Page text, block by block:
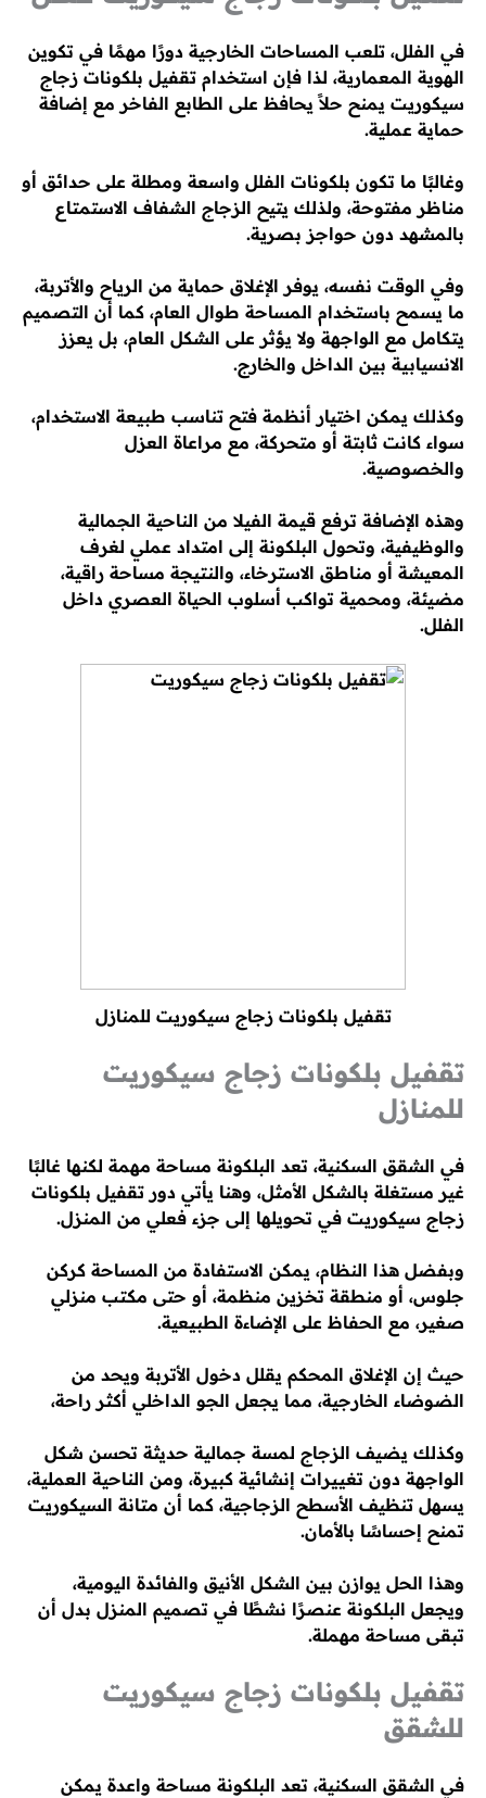
في الفلل، تلعب المساحات الخارجية دورًا مهمًا في تكوين
الهوية المعمارية، لذا فإن استخدام تقفيل بلكونات زجاج
سيكوريت يمنح حلاً يحافظ على الطابع الفاخر مع إضافة
حماية عملية.
وغالبًا ما تكون بلكونات الفلل واسعة ومطلة على حدائق أو
مناظر مفتوحة، ولذلك يتيح الزجاج الشفاف الاستمتاع
بالمشهد دون حواجز بصرية.
وفي الوقت نفسه، يوفر الإغلاق حماية من الرياح والأتربة،
ما يسمح باستخدام المساحة طوال العام، كما أن التصميم
يتكامل مع الواجهة ولا يؤثر على الشكل العام، بل يعزز
الانسيابية بين الداخل والخارج.
وكذلك يمكن اختيار أنظمة فتح تناسب طبيعة الاستخدام،
سواء كانت ثابتة أو متحركة، مع مراعاة العزل
والخصوصية.
وهذه الإضافة ترفع قيمة الفيلا من الناحية الجمالية
والوظيفية، وتحول البلكونة إلى امتداد عملي لغرف
المعيشة أو مناطق الاسترخاء، والنتيجة مساحة راقية،
مضيئة، ومحمية تواكب أسلوب الحياة العصري داخل
الفلل.
تقفيل بلكونات زجاج سيكوريت للمنازل
تقفيل بلكونات زجاج سيكوريت
للمنازل
في الشقق السكنية، تعد البلكونة مساحة مهمة لكنها غالبًا
غير مستغلة بالشكل الأمثل، وهنا يأتي دور تقفيل بلكونات
زجاج سيكوريت في تحويلها إلى جزء فعلي من المنزل.
وبفضل هذا النظام، يمكن الاستفادة من المساحة كركن
جلوس، أو منطقة تخزين منظمة، أو حتى مكتب منزلي
صغير، مع الحفاظ على الإضاءة الطبيعية.
حيث إن الإغلاق المحكم يقلل دخول الأتربة ويحد من
الضوضاء الخارجية، مما يجعل الجو الداخلي أكثر راحة،
وكذلك يضيف الزجاج لمسة جمالية حديثة تحسن شكل
الواجهة دون تغييرات إنشائية كبيرة، ومن الناحية العملية،
يسهل تنظيف الأسطح الزجاجية، كما أن متانة السيكوريت
تمنح إحساسًا بالأمان.
وهذا الحل يوازن بين الشكل الأنيق والفائدة اليومية،
ويجعل البلكونة عنصرًا نشطًا في تصميم المنزل بدل أن
تبقى مساحة مهملة.
تقفيل بلكونات زجاج سيكوريت
للشقق
في الشقق السكنية، تعد البلكونة مساحة واعدة يمكن